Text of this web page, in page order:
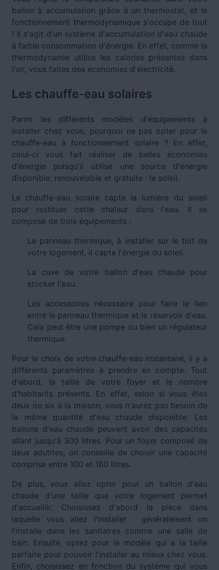
ballon à accumulation grâce à un thermostat, et le
fonctionnement thermodynamique s'occupe de tout
! Il s'agit d'un système d'accumulation d'eau chaude
à faible consommation d'énergie. En effet, comme la
thermodynamie utilise les calories présentes dans
l'air, vous faites des économies d'électricité.
Les chauffe-eau solaires
Parmi les différents modèles d'équipements à
installer chez vous, pourquoi ne pas opter pour le
chauffe-eau à fonctionnement solaire ? En effet,
celui-ci vous fait réaliser de belles économies
d'énergie puisqu'il utilise une source d'énergie
disponible, renouvelable et gratuite : le soleil.
Le chauffe-eau solaire capte la lumière du soleil
pour restituer cette chaleur dans l'eau. Il se
compose de trois équipements :
Le panneau thermique, à installer sur le toit de
votre logement, il capte l'énergie du soleil.
La cuve de votre ballon d'eau chaude pour
stocker l'eau.
Les accessoires nécessaire pour faire le lien
entre le panneau thermique et le réservoir d'eau.
Cela peut être une pompe ou bien un régulateur
thermique.
Pour le choix de votre chauffe-eau instantané, il y a
différents paramètres à prendre en compte. Tout
d'abord, la taille de votre foyer et le nombre
d'habitants présents. En effet, selon si vous êtes
deux ou six à la maison, vous n'aurez pas besoin de
la même quantité d'eau chaude disponible. Les
ballons d'eau chaude peuvent avoir des capacités
allant jusqu'à 300 litres. Pour un foyer composé de
deux adutltes, on conseille de choisir une capacité
comprise entre 100 et 160 litres.
De plus, vous allez opter pour un ballon d'eau
chaude d'une taille que votre logement permet
d'accueillir. Choisissez d'abord la pièce dans
laquelle vous allez l'installer : généralement on
l'installe dans les sanitaires comme une salle de
bain. Ensuite, optez pour le modèle qui a la taille
parfaite pour pouvoir l'installer au mieux chez vous.
Enfin, choisissez en fonction du système qui vous